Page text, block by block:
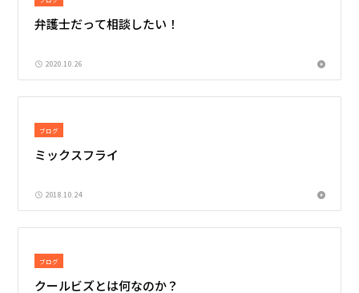
弁護士だって相談したい！
2020.10.26
ブログ
ミックスフライ
2018.10.24
ブログ
クールビズとは何なのか？